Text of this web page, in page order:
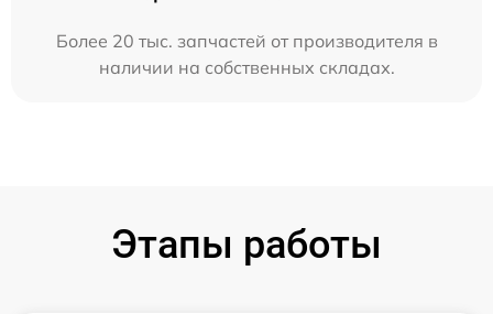
Более 20 тыс. запчастей от производителя в
наличии на собственных складах.
Этапы работы